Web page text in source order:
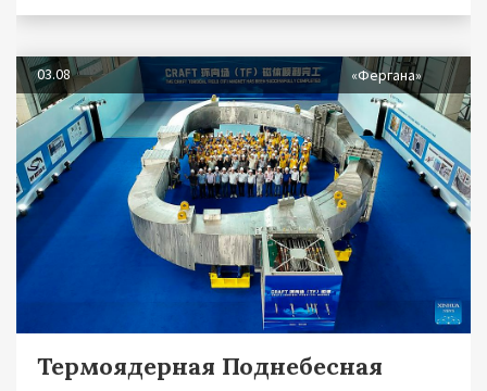
03.08 «Фергана»
Термоядерная Поднебесная